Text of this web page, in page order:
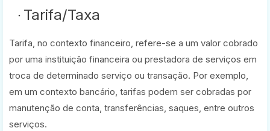
Tarifa/Taxa
Tarifa, no contexto financeiro, refere-se a um valor cobrado
por uma instituição financeira ou prestadora de serviços em
troca de determinado serviço ou transação. Por exemplo,
em um contexto bancário, tarifas podem ser cobradas por
manutenção de conta, transferências, saques, entre outros
serviços.